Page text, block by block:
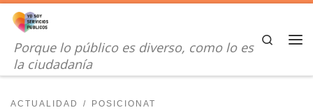
Saltar al contenido
Porque lo público es diverso, como lo es
la ciudadanía
Search
ACTUALIDAD POSICIONAT